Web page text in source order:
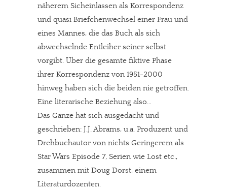
näherem Sicheinlassen als Korrespondenz
und quasi Briefchenwechsel einer Frau und
eines Mannes, die das Buch als sich
abwechselnde Entleiher seiner selbst
vorgibt. Über die gesamte fiktive Phase
ihrer Korrespondenz von 1951-2000
hinweg haben sich die beiden nie getroffen.
Eine literarische Beziehung also…
Das Ganze hat sich ausgedacht und
geschrieben: J.J. Abrams, u.a. Produzent und
Drehbuchautor von nichts Geringerem als
Star Wars Episode 7, Serien wie Lost etc.,
zusammen mit Doug Dorst, einem
Literaturdozenten.